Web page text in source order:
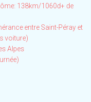
138km/1060d+ de
entre Saint-Péray et
voiture)
Alpes